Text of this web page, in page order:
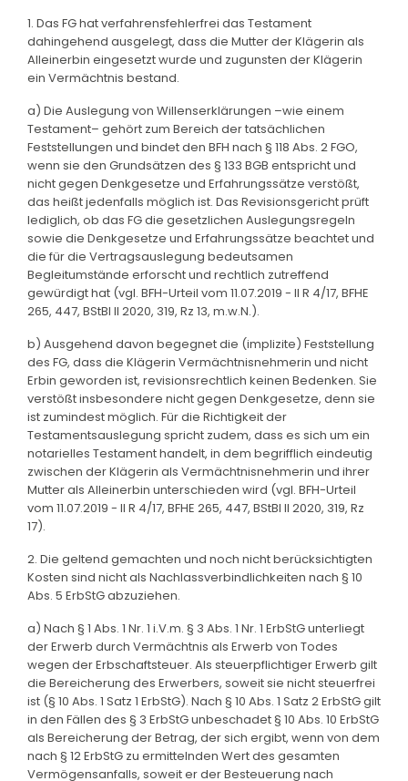
1. Das FG hat verfahrensfehlerfrei das Testament
dahingehend ausgelegt, dass die Mutter der Klägerin als
Alleinerbin eingesetzt wurde und zugunsten der Klägerin
ein Vermächtnis bestand.
a) Die Auslegung von Willenserklärungen –wie einem
Testament– gehört zum Bereich der tatsächlichen
Feststellungen und bindet den BFH nach § 118 Abs. 2 FGO,
wenn sie den Grundsätzen des § 133 BGB entspricht und
nicht gegen Denkgesetze und Erfahrungssätze verstößt,
das heißt jedenfalls möglich ist. Das Revisionsgericht prüft
lediglich, ob das FG die gesetzlichen Auslegungsregeln
sowie die Denkgesetze und Erfahrungssätze beachtet und
die für die Vertragsauslegung bedeutsamen
Begleitumstände erforscht und rechtlich zutreffend
gewürdigt hat (vgl. BFH-Urteil vom 11.07.2019 - II R 4/17, BFHE
265, 447, BStBl II 2020, 319, Rz 13, m.w.N.).
b) Ausgehend davon begegnet die (implizite) Feststellung
des FG, dass die Klägerin Vermächtnisnehmerin und nicht
Erbin geworden ist, revisionsrechtlich keinen Bedenken. Sie
verstößt insbesondere nicht gegen Denkgesetze, denn sie
ist zumindest möglich. Für die Richtigkeit der
Testamentsauslegung spricht zudem, dass es sich um ein
notarielles Testament handelt, in dem begrifflich eindeutig
zwischen der Klägerin als Vermächtnisnehmerin und ihrer
Mutter als Alleinerbin unterschieden wird (vgl. BFH-Urteil
vom 11.07.2019 - II R 4/17, BFHE 265, 447, BStBl II 2020, 319, Rz
17).
2. Die geltend gemachten und noch nicht berücksichtigten
Kosten sind nicht als Nachlassverbindlichkeiten nach § 10
Abs. 5 ErbStG abzuziehen.
a) Nach § 1 Abs. 1 Nr. 1 i.V.m. § 3 Abs. 1 Nr. 1 ErbStG unterliegt
der Erwerb durch Vermächtnis als Erwerb von Todes
wegen der Erbschaftsteuer. Als steuerpflichtiger Erwerb gilt
die Bereicherung des Erwerbers, soweit sie nicht steuerfrei
ist (§ 10 Abs. 1 Satz 1 ErbStG). Nach § 10 Abs. 1 Satz 2 ErbStG gilt
in den Fällen des § 3 ErbStG unbeschadet § 10 Abs. 10 ErbStG
als Bereicherung der Betrag, der sich ergibt, wenn von dem
nach § 12 ErbStG zu ermittelnden Wert des gesamten
Vermögensanfalls, soweit er der Besteuerung nach